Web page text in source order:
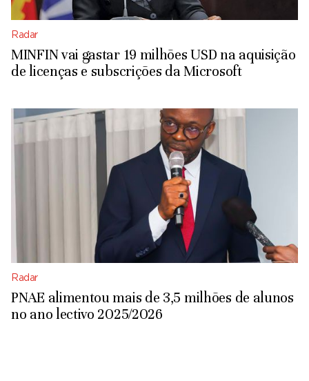
Radar
MINFIN vai gastar 19 milhões USD na aquisição
de licenças e subscrições da Microsoft
Radar
PNAE alimentou mais de 3,5 milhões de alunos
no ano lectivo 2025/2026